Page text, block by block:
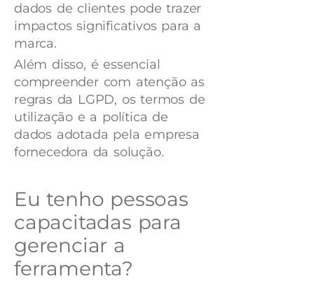
dados de clientes pode trazer
impactos significativos para a
marca.
Além disso, é essencial
compreender com atenção as
regras da LGPD, os termos de
utilização e a política de
dados adotada pela empresa
fornecedora da solução.
Eu tenho pessoas
capacitadas para
gerenciar a
ferramenta?